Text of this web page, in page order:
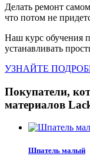
Делать ремонт
что потом не
Наш курс обучения
устанавливать
УЗНАЙТЕ
Покупатели,
материалов
Шпатель малый